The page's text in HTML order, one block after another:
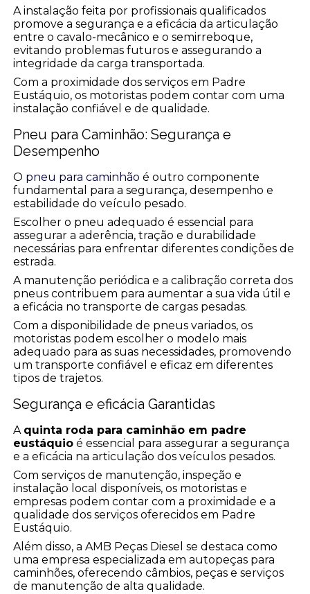
A instalação feita por profissionais qualificados
promove a segurança e a eficácia da articulação
entre o cavalo-mecânico e o semirreboque,
evitando problemas futuros e assegurando a
integridade da carga transportada.
Com a proximidade dos serviços em Padre
Eustáquio, os motoristas podem contar com uma
instalação confiável e de qualidade.
Pneu para Caminhão: Segurança e
Desempenho
O pneu para caminhão é outro componente
fundamental para a segurança, desempenho e
estabilidade do veículo pesado.
Escolher o pneu adequado é essencial para
assegurar a aderência, tração e durabilidade
necessárias para enfrentar diferentes condições de
estrada.
A manutenção periódica e a calibração correta dos
pneus contribuem para aumentar a sua vida útil e
a eficácia no transporte de cargas pesadas.
Com a disponibilidade de pneus variados, os
motoristas podem escolher o modelo mais
adequado para as suas necessidades, promovendo
um transporte confiável e eficaz em diferentes
tipos de trajetos.
Segurança e eficácia Garantidas
A quinta roda para caminhão em padre
eustáquio é essencial para assegurar a segurança
e a eficácia na articulação dos veículos pesados.
Com serviços de manutenção, inspeção e
instalação local disponíveis, os motoristas e
empresas podem contar com a proximidade e a
qualidade dos serviços oferecidos em Padre
Eustáquio.
Além disso, a AMB Peças Diesel se destaca como
uma empresa especializada em autopeças para
caminhões, oferecendo câmbios, peças e serviços
de manutenção de alta qualidade.